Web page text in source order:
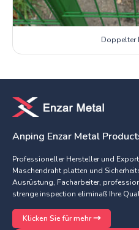
Doppelter
Anping Enzar Metal
Professioneller Hersteller und
Maschendraht platten und
Ausrüstung, Facharbeiter,
strenge inspection eliminaß Ihre
Klicken Sie für mehr